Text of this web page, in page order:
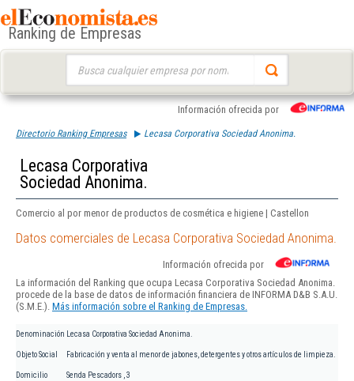
Ranking de Empresas
Información ofrecida por
Directorio Ranking Empresas Lecasa Corporativa Sociedad Anonima.
Lecasa Corporativa
Sociedad Anonima.
Comercio al por menor de productos de cosmética e higiene | Castellon
Datos comerciales de Lecasa Corporativa Sociedad Anonima.
Información ofrecida por
La información del Ranking que ocupa Lecasa Corporativa Sociedad Anonima.
procede de la base de datos de información financiera de INFORMA D&B S.A.U.
(S.M.E.). Más información sobre el Ranking de Empresas.
Denominación Lecasa Corporativa Sociedad Anonima.
Objeto Social Fabricación y venta al menor de jabones, detergentes y otros artículos de limpieza.
Domicilio
Senda Pescadors , 3